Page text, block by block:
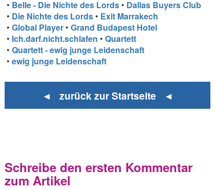
• Belle - Die Nichte des Lords • Dallas Buyers Club
• Die Nichte des Lords • Exit Marrakech
•Global Player •Grand Budapest Hotel
• Ich.darf.nicht.schlafen •Quartett
•Quartett - ewig junge Leidenschaft
•ewig junge Leidenschaft
◄ zurück zur Startseite ◄
Schreibe den ersten Kommentar
zum Artikel